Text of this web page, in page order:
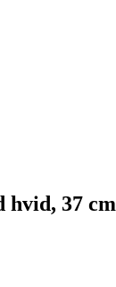
37 cm